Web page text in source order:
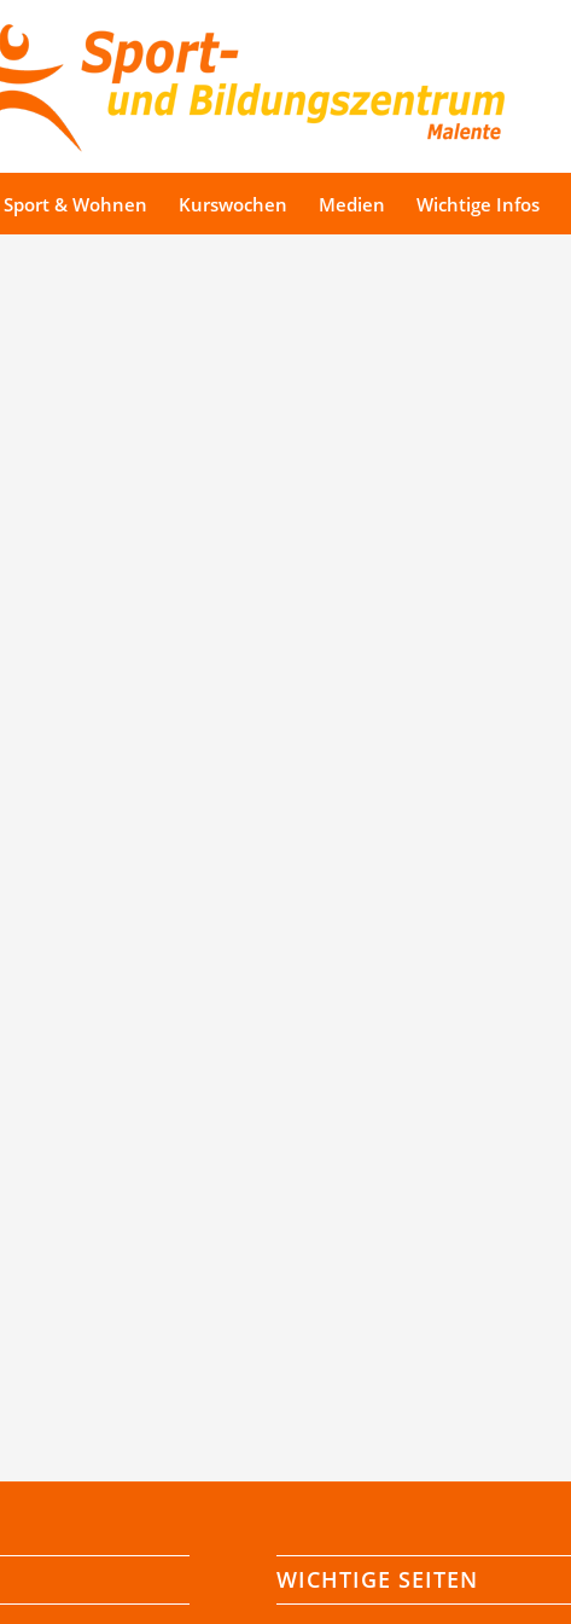
Sport & Wohnen Kurswochen Medien Wichtige Infos
WICHTIGE SEITEN